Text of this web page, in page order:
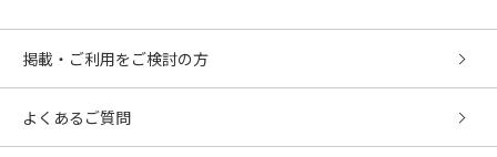
掲載・ご利用をご検討の方
よくあるご質問